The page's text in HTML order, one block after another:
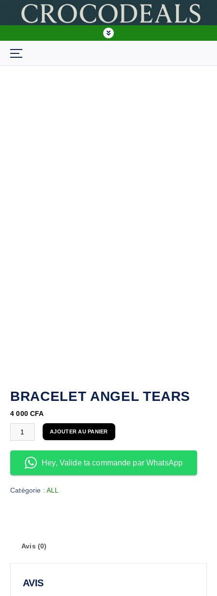
crocodeals BF
BRACELET ANGEL TEARS
4 000 CFA
AJOUTER AU PANIER
Hey, Valide ta commande par WhatsApp
Catégorie : ALL
Avis (0)
AVIS